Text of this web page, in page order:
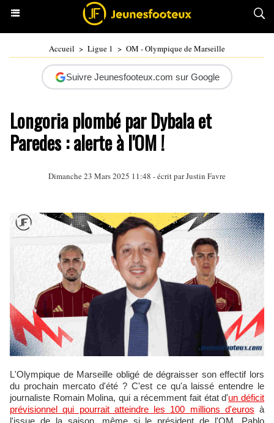
Accueil > Ligue 1 > OM - Olympique de Marseille
Suivre Jeunesfooteux.com sur Google
Longoria plombé par Dybala et
Paredes : alerte à l'OM !
Dimanche 23 Mars 2025 11:48 - écrit parJustin Favre
L'Olympique de Marseille obligé de dégraisser son effectif lors
du prochain mercato d'été ? C'est ce qu'a laissé entendre le
journaliste Romain Molina, qui a récemment fait état d'un déficit
prévisionnel qui pourrait atteindre les 100 millions d'euros à
l'issue de la saison, même si le président de l'OM, Pablo